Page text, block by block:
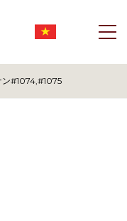
ン#1074,#1075